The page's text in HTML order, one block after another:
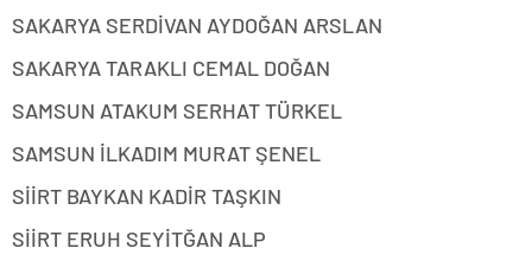
SAKARYA SERDİVAN AYDOĞAN ARSLAN
SAKARYA TARAKLI CEMAL DOĞAN
SAMSUN ATAKUM SERHAT TÜRKEL
SAMSUN İLKADIM MURAT ŞENEL
SİİRT BAYKAN KADİR TAŞKIN
SİİRT ERUH SEYİTĞAN ALP